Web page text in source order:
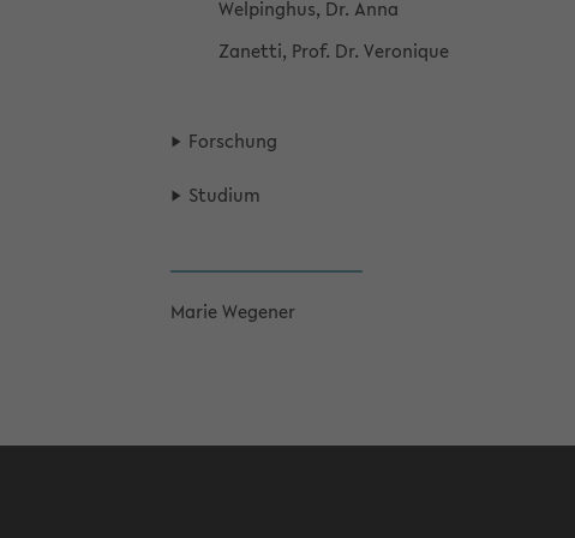
Wel­ping­hus, Dr. Anna
Za­net­ti, Prof. Dr. Ve­ro­ni­que
For­schung
Stu­di­um
Marie We­ge­ner